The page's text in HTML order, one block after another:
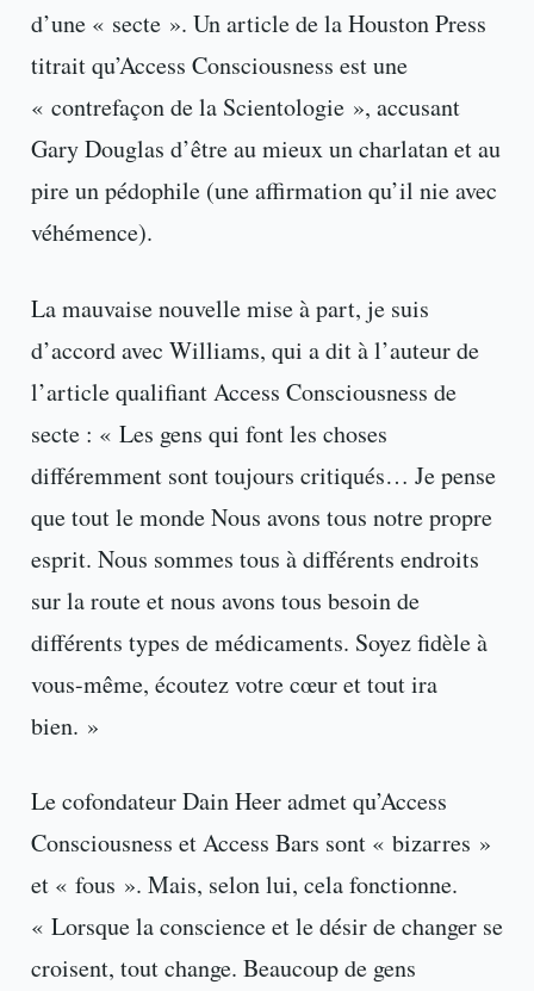
d’une « secte ». Un article de la Houston Press
titrait qu’Access Consciousness est une
« contrefaçon de la Scientologie », accusant
Gary Douglas d’être au mieux un charlatan et au
pire un pédophile (une affirmation qu’il nie avec
véhémence).
La mauvaise nouvelle mise à part, je suis
d’accord avec Williams, qui a dit à l’auteur de
l’article qualifiant Access Consciousness de
secte : « Les gens qui font les choses
différemment sont toujours critiqués… Je pense
que tout le monde Nous avons tous notre propre
esprit. Nous sommes tous à différents endroits
sur la route et nous avons tous besoin de
différents types de médicaments. Soyez fidèle à
vous-même, écoutez votre cœur et tout ira
bien. »
Le cofondateur Dain Heer admet qu’Access
Consciousness et Access Bars sont « bizarres »
et « fous ». Mais, selon lui, cela fonctionne.
« Lorsque la conscience et le désir de changer se
croisent, tout change. Beaucoup de gens